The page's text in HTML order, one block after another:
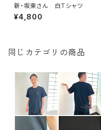
新・坂東さん 白Tシャツ
¥4,800
同じカテゴリの商品